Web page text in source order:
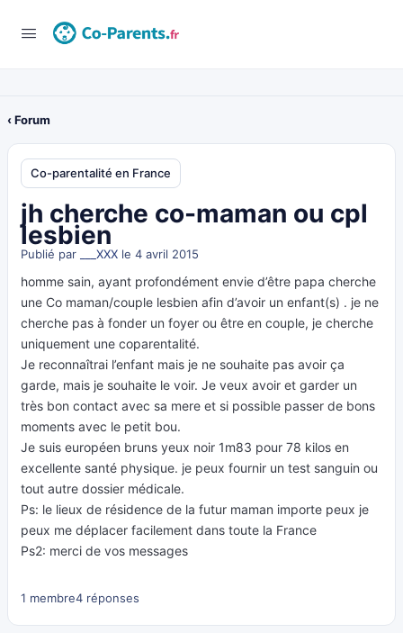
‹ Forum
Co-parentalité en France
jh cherche co-maman ou cpl
lesbien
Publié par ___XXX le 4 avril 2015
homme sain, ayant profondément envie d’être papa cherche
une Co maman/couple lesbien afin d’avoir un enfant(s) . je ne
cherche pas à fonder un foyer ou être en couple, je cherche
uniquement une coparentalité.
Je reconnaîtrai l’enfant mais je ne souhaite pas avoir ça
garde, mais je souhaite le voir. Je veux avoir et garder un
très bon contact avec sa mere et si possible passer de bons
moments avec le petit bou.
Je suis européen bruns yeux noir 1m83 pour 78 kilos en
excellente santé physique. je peux fournir un test sanguin ou
tout autre dossier médicale.
Ps: le lieux de résidence de la futur maman importe peux je
peux me déplacer facilement dans toute la France
Ps2: merci de vos messages
1 membre4 réponses